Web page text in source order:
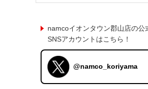
namcoイオンタウン郡山店の公
SNSアカウントはこちら！
@namco_koriyama